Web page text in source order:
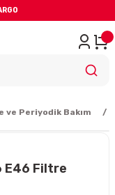
ve Periyodik Bakım
E46 Filtre